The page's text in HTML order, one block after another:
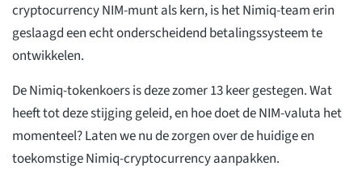
cryptocurrency NIM-munt als kern, is het Nimiq-team erin
geslaagd een echt onderscheidend betalingssysteem te
ontwikkelen.
De Nimiq-tokenkoers is deze zomer 13 keer gestegen. Wat
heeft tot deze stijging geleid, en hoe doet de NIM-valuta het
momenteel? Laten we nu de zorgen over de huidige en
toekomstige Nimiq-cryptocurrency aanpakken.